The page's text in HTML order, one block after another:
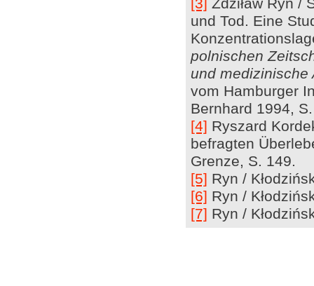
[3] Zdziław Ryn /
und Tod. Eine
polnischen
und medizinische
vom Hamburger
Bernhard 1994,
[4] Ryszard
befragten
Grenze, S. 149.
[5] Ryn /
[6] Ryn /
[7] Ryn /